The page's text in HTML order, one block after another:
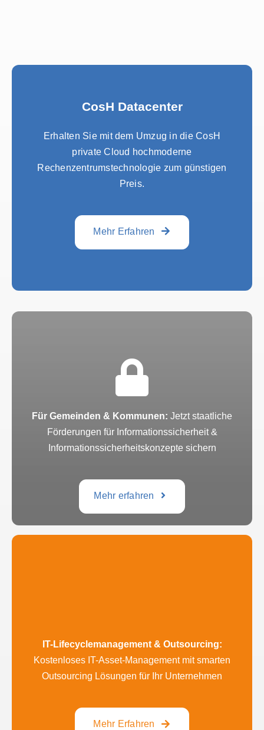
CosH Datacenter
Erhalten Sie mit dem Umzug in die CosH
private Cloud hochmoderne
Rechenzentrumstechnologie zum günstigen
Preis.
Mehr Erfahren
Für Gemeinden & Kommunen: Jetzt staatliche
Förderungen für Informationssicherheit &
Informationssicherheitskonzepte sichern
Mehr erfahren
IT-Lifecyclemanagement & Outsourcing:
Kostenloses IT-Asset-Management mit smarten
Outsourcing Lösungen für Ihr Unternehmen
Mehr Erfahren